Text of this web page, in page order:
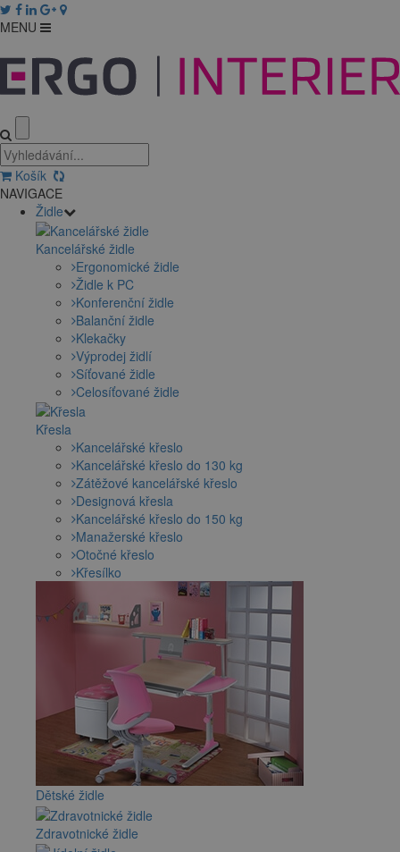
MENU
Košík
NAVIGACE
Židle
Kancelářské židle
Ergonomické židle
Židle k PC
Konferenční židle
Balanční židle
Klekačky
Výprodej židlí
Síťované židle
Celosíťované židle
Křesla
Kancelářské křeslo
Kancelářské křeslo do 130 kg
Zátěžové kancelářské křeslo
Designová křesla
Kancelářské křeslo do 150 kg
Manažerské křeslo
Otočné křeslo
Křesílko
Dětské židle
Zdravotnické židle